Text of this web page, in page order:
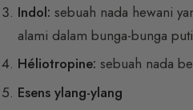
Indol: sebuah nada hewani
alami dalam bunga-bunga
Héliotropine: sebuah nada
Esens ylang-ylang